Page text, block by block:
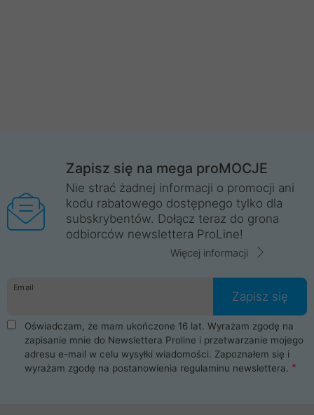
Zapisz się na mega proMOCJE
Nie strać żadnej informacji o promocji ani
kodu rabatowego dostępnego tylko dla
subskrybentów. Dołącz teraz do grona
odbiorców newslettera ProLine!
Więcej informacji
Email
Zapisz się
Oświadczam, że mam ukończone 16 lat. Wyrażam zgodę na
zapisanie mnie do Newslettera Proline i przetwarzanie mojego
adresu e-mail w celu wysyłki wiadomości. Zapoznałem się i
wyrażam zgodę na postanowienia regulaminu newslettera.